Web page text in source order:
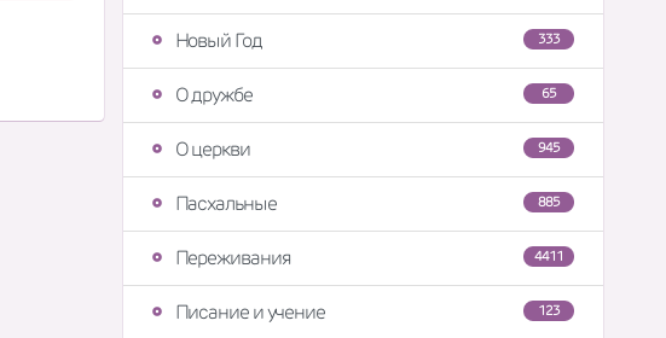
333
Новый Год
65
О дружбе
945
О церкви
885
Пасхальные
4411
Переживания
123
Писание и учение